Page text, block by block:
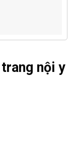
nội y